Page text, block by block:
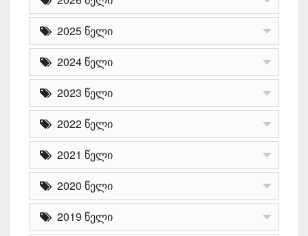
2025 წელი
2024 წელი
2023 წელი
2022 წელი
2021 წელი
2020 წელი
2019 წელი